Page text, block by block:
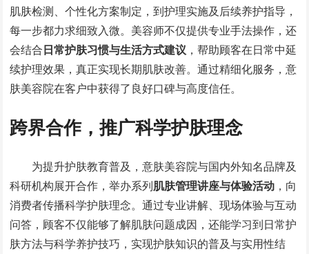
肌肤检测、个性化方案制定，到护理实施及后续养护指导，
每一步都力求细致入微。美容师不仅提供专业手法操作，还
会结合日常护肤习惯与生活方式建议 ，帮助顾客在日常中延
续护理效果，真正实现长期肌肤改善。通过精细化服务，意
肤美容院在客户中获得了良好口碑与高度信任。
跨界合作，推广科学护肤理念
为提升护肤教育普及，意肤美容院与国内外知名品牌及
科研机构展开合作，举办系列肌肤管理讲座与体验活动 ，向
消费者传播科学护肤理念。通过专业讲解、现场体验与互动
问答，顾客不仅能够了解肌肤问题成因，还能学习到日常护
肤方法与科学养护技巧，实现护肤知识的普及与实用性结